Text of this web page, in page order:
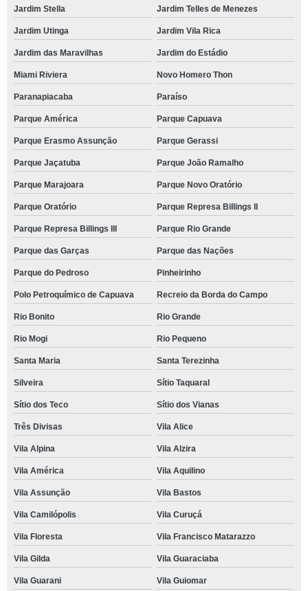
Jardim Stella Jardim Telles de Menezes
Jardim Utinga Jardim Vila Rica
Jardim das Maravilhas Jardim do Estádio
Miami Riviera Novo Homero Thon
Paranapiacaba Paraíso
Parque América Parque Capuava
Parque Erasmo Assunção Parque Gerassi
Parque Jaçatuba Parque João Ramalho
Parque Marajoara Parque Novo Oratório
Parque Oratório Parque Represa Billings II
Parque Represa Billings III Parque Rio Grande
Parque das Garças Parque das Nações
Parque do Pedroso Pinheirinho
Polo Petroquímico de Capuava Recreio da Borda do Campo
Rio Bonito Rio Grande
Rio Mogi Rio Pequeno
Santa Maria Santa Terezinha
Silveira Sítio Taquaral
Sítio dos Teco Sítio dos Vianas
Três Divisas Vila Alice
Vila Alpina Vila Alzira
Vila América Vila Aquilino
Vila Assunção Vila Bastos
Vila Camilópolis Vila Curuçá
Vila Floresta Vila Francisco Matarazzo
Vila Gilda Vila Guaraciaba
Vila Guarani Vila Guiomar